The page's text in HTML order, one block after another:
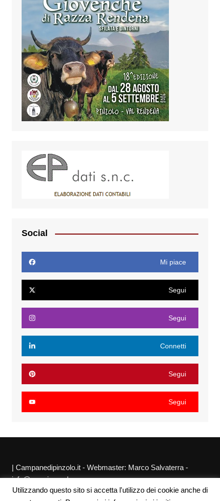
Social
Mi piace
Segui
Segui
Connetti
Segui
Segui
| Campanedipinzolo.it - Webmaster: Marco Salvaterra -
info@agraria.org |
Chi siamo Privacy Policy Sitemap Link utili
Utilizzando questo sito si accetta l'utilizzo dei cookie anche di